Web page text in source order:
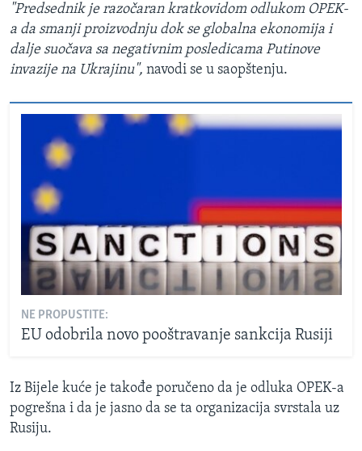
"Predsednik je razočaran kratkovidom odlukom OPEK-
a da smanji proizvodnju dok se globalna ekonomija i
dalje suočava sa negativnim posledicama Putinove
invazije na Ukrajinu", navodi se u saopštenju.
NE PROPUSTITE:
EU odobrila novo pooštravanje sankcija Rusiji
Iz Bijele kuće je takođe poručeno da je odluka OPEK-a
pogrešna i da je jasno da se ta organizacija svrstala uz
Rusiju.